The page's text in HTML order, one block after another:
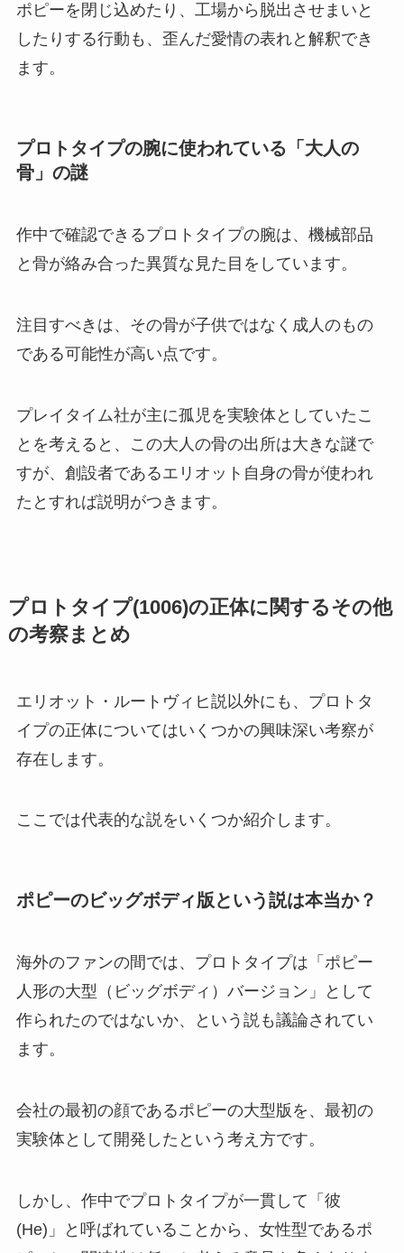
ポピーを閉じ込めたり、工場から脱出させまいと
したりする行動も、歪んだ愛情の表れと解釈でき
ます。
プロトタイプの腕に使われている「大人の
骨」の謎
作中で確認できるプロトタイプの腕は、機械部品
と骨が絡み合った異質な見た目をしています。
注目すべきは、その骨が子供ではなく成人のもの
である可能性が高い点です。
プレイタイム社が主に孤児を実験体としていたこ
とを考えると、この大人の骨の出所は大きな謎で
すが、創設者であるエリオット自身の骨が使われ
たとすれば説明がつきます。
プロトタイプ(1006)の正体に関するその他
の考察まとめ
エリオット・ルートヴィヒ説以外にも、プロトタ
イプの正体についてはいくつかの興味深い考察が
存在します。
ここでは代表的な説をいくつか紹介します。
ポピーのビッグボディ版という説は本当か？
海外のファンの間では、プロトタイプは「ポピー
人形の大型（ビッグボディ）バージョン」として
作られたのではないか、という説も議論されてい
ます。
会社の最初の顔であるポピーの大型版を、最初の
実験体として開発したという考え方です。
しかし、作中でプロトタイプが一貫して「彼
(He)」と呼ばれていることから、女性型であるポ